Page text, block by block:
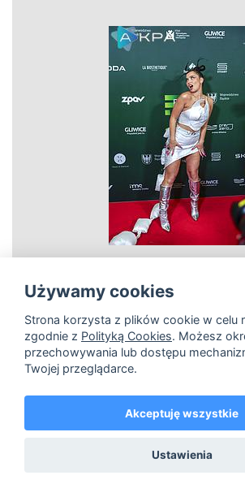
zobacz
Mery Spolsky
Używamy cookies
Strona korzysta z plików cookie w celu
zgodnie z Polityką Cookies. Możesz
przechowywania lub dostępu
Twojej przeglądarce.
Akceptuję wszystkie
Ustawienia